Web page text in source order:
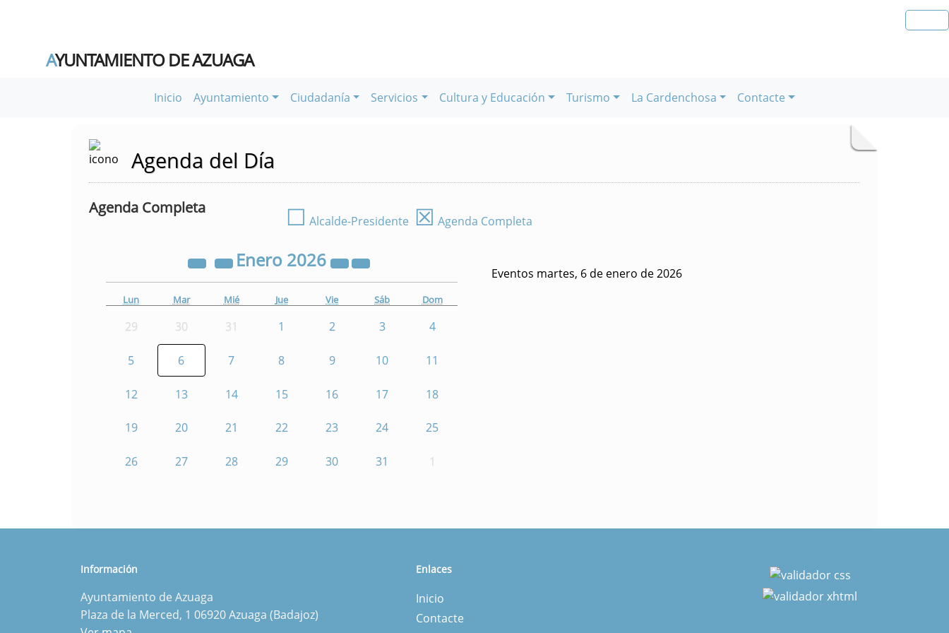
AYUNTAMIENTO DE AZUAGA
Inicio Ayuntamiento Ciudadanía Servicios Cultura y Educación Turismo La Cardenchosa Contacte
Agenda del Día
Agenda Completa ☐ Alcalde-Presidente ☒ Agenda Completa
Enero 2026
Lun Mar Mié Jue Vie Sáb Dom
29 30 31 1 2 3 4
5 6 7 8 9 10 11
12 13 14 15 16 17 18
19 20 21 22 23 24 25
26 27 28 29 30 31 1
Eventos martes, 6 de enero de 2026
Información
Ayuntamiento de Azuaga
Plaza de la Merced, 1 06920 Azuaga (Badajoz)
Enlaces
Inicio
Contacte